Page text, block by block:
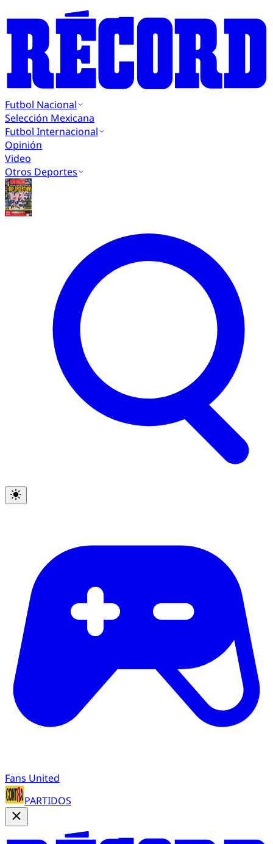
Futbol Nacional
Selección Mexicana
Futbol Internacional
Opinión
Video
Otros Deportes
Fans United
PARTIDOS